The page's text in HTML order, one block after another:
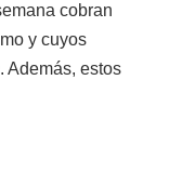
cobran
y cuyos
Además, estos